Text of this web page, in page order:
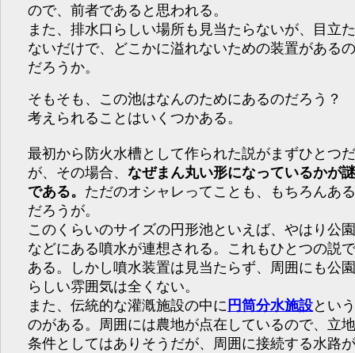
ので、前者であると思われる。
また、排水口らしい場所も見当たらないが、目立
ないだけで、どこかに溢れないための装置がある
だろうか。
そもそも、この池はなんのためにあるのだろう？
考えられることはいくつかある。
最初から防火水槽として作られた説がまずひとつ
が、その場合、なぜまん丸い形になっているかが
である。 ただのオシャレってことも、もちろんあ
だろうが。
このくらいのサイズの円形池といえば、やはり公
などにある噴水が連想される。これもひとつの説
ある。しかし噴水装置は見当たらず、周囲にも公
らしい雰囲気は全くない。
また、伝統的な灌漑施設の中に 円筒分水施設とい
のがある。周囲には農地が点在しているので、立
条件としてはありそうだが、周囲に接続する水路